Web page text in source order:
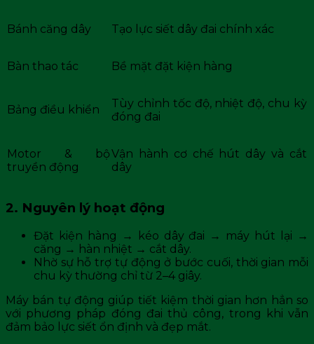
Bánh căng dây Tạo lực siết dây đai chính xác
Bàn thao tác Bề mặt đặt kiện hàng
Bảng điều khiển
Tùy chỉnh tốc độ, nhiệt độ, chu kỳ
đóng đai
Motor & bộ
truyền động
Vận hành cơ chế hút dây và cắt
dây
2. Nguyên lý hoạt động
Đặt kiện hàng → kéo dây đai → máy hút lại →
căng → hàn nhiệt → cắt dây.
Nhờ sự hỗ trợ tự động ở bước cuối, thời gian mỗi
chu kỳ thường chỉ từ 2–4 giây.
Máy bán tự động giúp tiết kiệm thời gian hơn hẳn so
với phương pháp đóng đai thủ công, trong khi vẫn
đảm bảo lực siết ổn định và đẹp mắt.